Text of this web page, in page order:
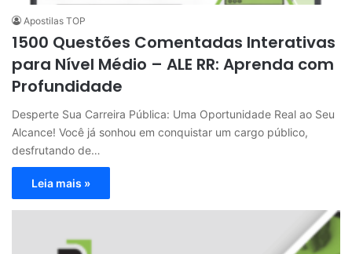
Apostilas TOP
1500 Questões Comentadas Interativas
para Nível Médio – ALE RR: Aprenda com
Profundidade
Desperte Sua Carreira Pública: Uma Oportunidade Real ao Seu
Alcance! Você já sonhou em conquistar um cargo público,
desfrutando de…
Leia mais »